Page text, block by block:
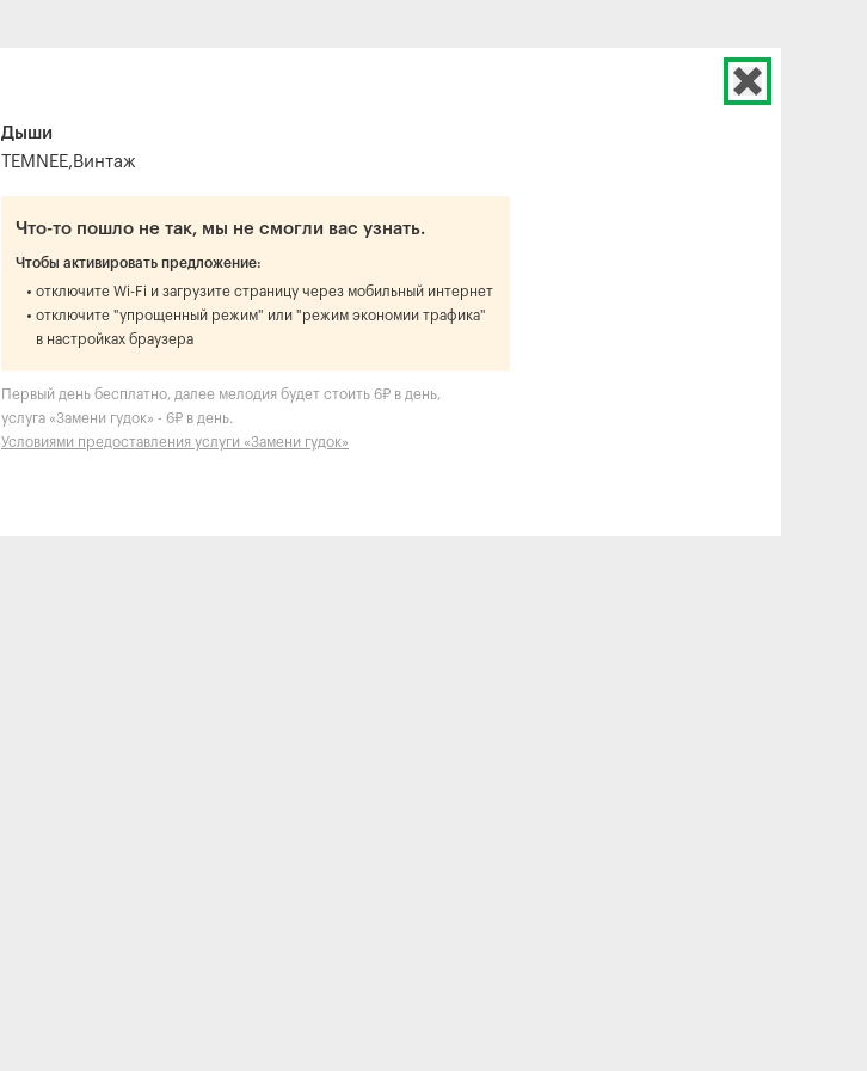
Дыши
TEMNEE,Винтаж
Что-то пошло не так, мы не смогли вас узнать.
Чтобы активировать предложение:
отключите Wi-Fi и загрузите страницу через мобильный интернет
отключите "упрощенный режим" или "режим экономии трафика"
в настройках браузера
Первый день бесплатно, далее мелодия будет стоить 6₽ в день,
услуга «Замени гудок» - 6₽ в день.
Условиями предоставления услуги «Замени гудок»